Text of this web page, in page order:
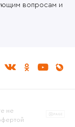
вопросам и
не